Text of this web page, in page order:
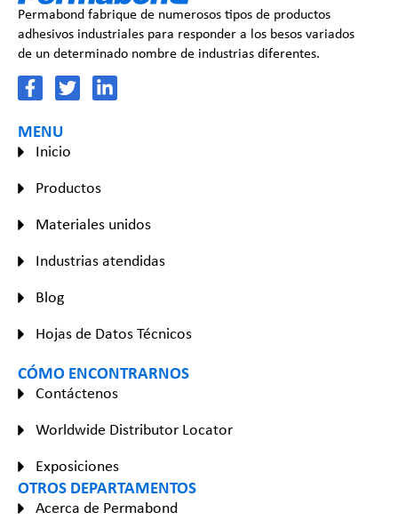
Permabond fabrique de numerosos tipos de productos
adhesivos industriales para responder a los besos variados
de un determinado nombre de industrias diferentes.
MENU
Inicio
Productos
Materiales unidos
Industrias atendidas
Blog
Hojas de Datos Técnicos
CÓMO ENCONTRARNOS
Contáctenos
Worldwide Distributor Locator
Exposiciones
OTROS DEPARTAMENTOS
Acerca de Permabond